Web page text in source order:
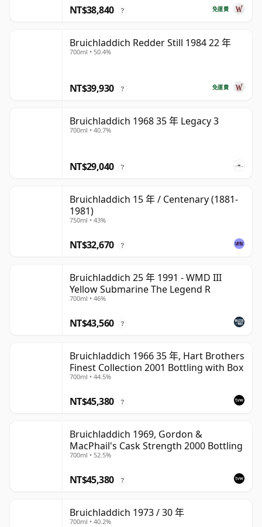
免運費
NT$38,840 ?
Bruichladdich Redder Still 1984 22 年
700ml • 50.4%
免運費
NT$39,930 ?
Bruichladdich 1968 35 年 Legacy 3
700ml • 40.7%
NT$29,040 ?
Bruichladdich 15 年 / Centenary (1881-
1981)
750ml • 43%
NT$32,670 ?
Bruichladdich 25 年 1991 - WMD III
Yellow Submarine The Legend R
700ml • 46%
NT$43,560 ?
Bruichladdich 1966 35 年, Hart Brothers
Finest Collection 2001 Bottling with Box
700ml • 44.5%
NT$45,380 ?
Bruichladdich 1969, Gordon &
MacPhail's Cask Strength 2000 Bottling
700ml • 52.5%
NT$45,380 ?
Bruichladdich 1973 / 30 年
700ml • 40.2%